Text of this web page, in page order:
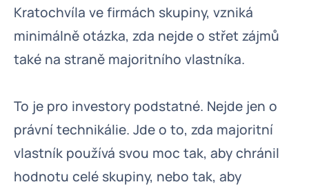
Kratochvíla ve firmách skupiny, vzniká
minimálně otázka, zda nejde o střet zájmů
také na straně majoritního vlastníka.
To je pro investory podstatné. Nejde jen o
právní technikálie. Jde o to, zda majoritní
vlastník používá svou moc tak, aby chránil
hodnotu celé skupiny, nebo tak, aby